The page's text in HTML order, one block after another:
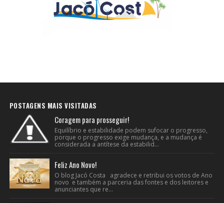
POSTAGENS MAIS VISITADAS
Coragem para prosseguir!
Equilíbrio e estabilidade podem sufocar o progresso,
porque o progresso exige mudança, e a mudança é
considerada a antítese da estabilid...
Feliz Ano Novo!
O blog Jacó Costa agradece e retribui os votos de Ano
novo e também a parceria das fontes e dos leitores e
anunciantes que re...